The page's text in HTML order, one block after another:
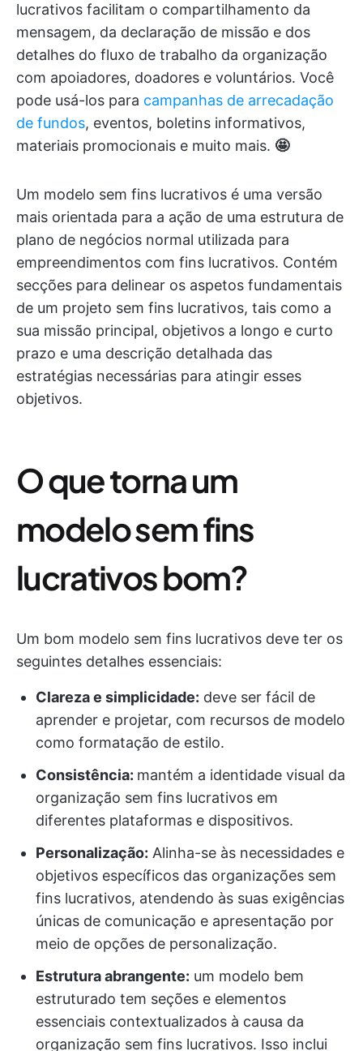
lucrativos facilitam o compartilhamento da
mensagem, da declaração de missão e dos
detalhes do fluxo de trabalho da organização
com apoiadores, doadores e voluntários. Você
pode usá-los para campanhas de arrecadação
de fundos, eventos, boletins informativos,
materiais promocionais e muito mais. 🤩
Um modelo sem fins lucrativos é uma versão
mais orientada para a ação de uma estrutura de
plano de negócios normal utilizada para
empreendimentos com fins lucrativos. Contém
secções para delinear os aspetos fundamentais
de um projeto sem fins lucrativos, tais como a
sua missão principal, objetivos a longo e curto
prazo e uma descrição detalhada das
estratégias necessárias para atingir esses
objetivos.
O que torna um
modelo sem fins
lucrativos bom?
Um bom modelo sem fins lucrativos deve ter os
seguintes detalhes essenciais:
Clareza e simplicidade: deve ser fácil de
aprender e projetar, com recursos de modelo
como formatação de estilo.
Consistência: mantém a identidade visual da
organização sem fins lucrativos em
diferentes plataformas e dispositivos.
Personalização: Alinha-se às necessidades e
objetivos específicos das organizações sem
fins lucrativos, atendendo às suas exigências
únicas de comunicação e apresentação por
meio de opções de personalização.
Estrutura abrangente: um modelo bem
estruturado tem seções e elementos
essenciais contextualizados à causa da
organização sem fins lucrativos. Isso inclui